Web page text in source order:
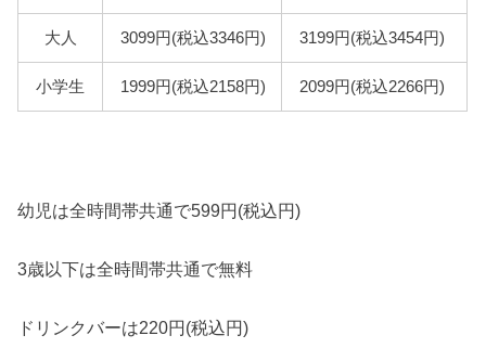
大人 3099円(税込3346円) 3199円(税込3454円)
小学生 1999円(税込2158円) 2099円(税込2266円)
幼児は全時間帯共通で599円(税込円)
3歳以下は全時間帯共通で無料
ドリンクバーは220円(税込円)